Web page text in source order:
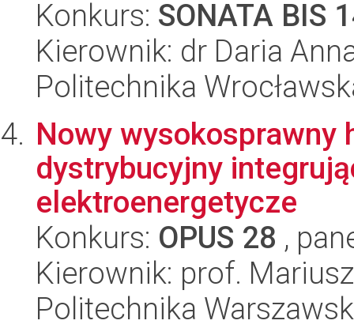
Konkurs: SONATA BIS
Kierownik: dr Daria
Politechnika
Nowy wysokosprawny
dystrybucyjny
elektroenergetycze
Konkurs: OPUS 28 ,
Kierownik: prof.
Politechnika